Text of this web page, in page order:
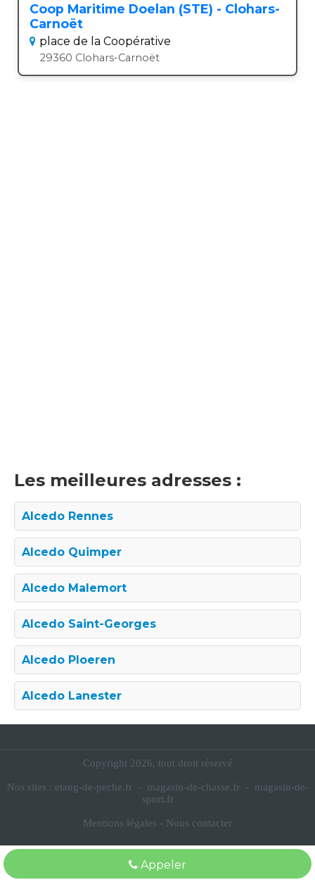
Appeler
Coop Maritime Doelan (STE) - Clohars-
Carnoët
place de la Coopérative
29360 Clohars-Carnoët
Les meilleures adresses :
Alcedo Rennes
Alcedo Quimper
Alcedo Malemort
Alcedo Saint-Georges
Alcedo Ploeren
Alcedo Lanester
Copyright 2026, tout droit réservé
Nos sites : etang-de-peche.fr- magasin-de-chasse.fr- magasin-de-
sport.fr
Mentions légales - Nous contacter